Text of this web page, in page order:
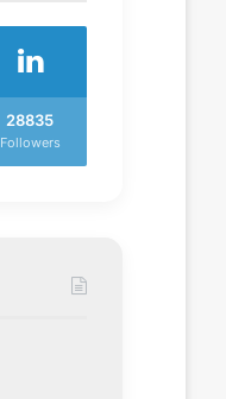
28835
Followers